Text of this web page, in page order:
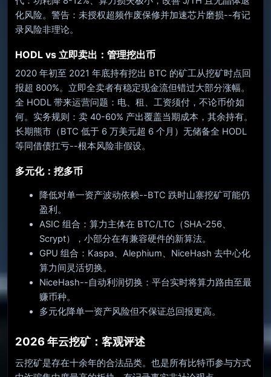
化风险。警告：未授权超频作废保修并加速芯片磨损--有记
录风险非理论。
HODL vs 立即卖出：管理挖出币
2020 年初至 2021 年底持有挖出 BTC 的矿工从挖矿时点回
报超 800%。立即全卖者有稳定现金流但错过大部分涨幅。
全 HODL 带来运营问题：电、租、工资须付，不论币价如
何。实务规则：卖 40-60% 产出覆盖当期成本，其余持有。
长期熊市（BTC 低于 6 万美元超 6 个月）无储备全 HODL
等同借债扛亏--根本风险非假设。
多元化：挖多币
降低对单一资产波动依赖--BTC 跌时山寨挖矿可能仍
盈利。
ASIC 组合：算力主体在 BTC/LTC（SHA-256、
Scrypt），小部分在有兼容硬件的新算法。
GPU 组合：Kaspa、Alephium、NiceHash 去中心化
算力间灵活切换。
NiceHash--自动利润切换：平台实时将算力路由至最
赚币种。
多元化降单一资产风险但不保证总回报更高。
2026 年云挖矿：客观评述
云挖矿是存在十余年的合法品类。也是所有比特币参与方式